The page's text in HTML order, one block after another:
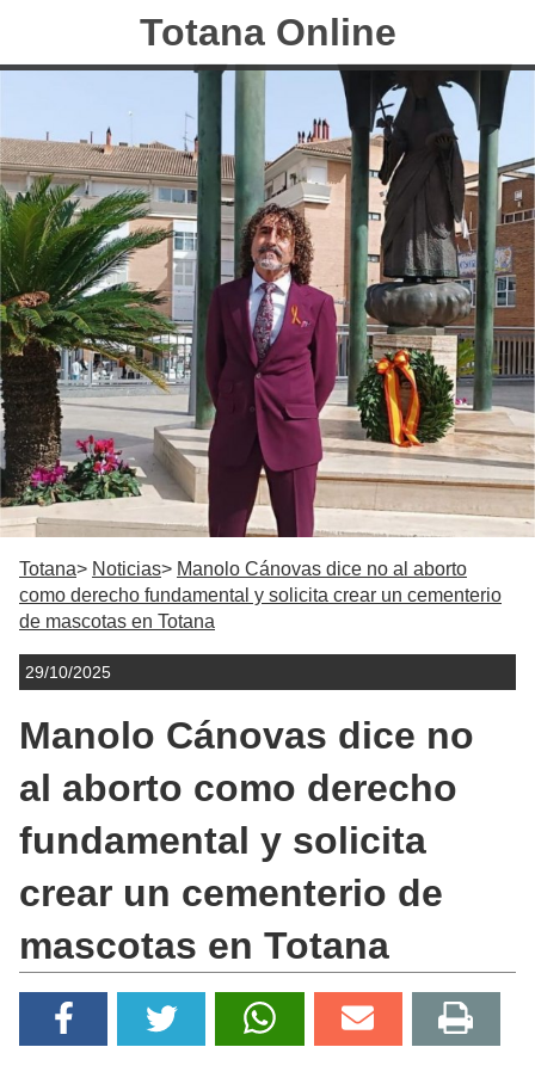
Totana Online
Totana Noticias
Manolo Cánovas dice no al aborto
como derecho fundamental y solicita crear un cementerio
de mascotas en Totana
29/10/2025
Manolo Cánovas dice no
al aborto como derecho
fundamental y solicita
crear un cementerio de
mascotas en Totana